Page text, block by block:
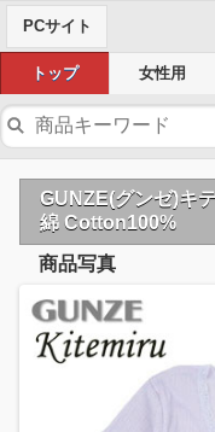
PCサイト
トップ 女性用
GUNZE(グンゼ)キ
綿 Cotton100%
商品写真